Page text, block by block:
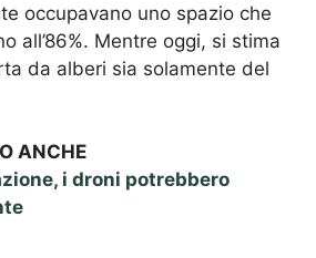
occupavano uno spazio che
all’86%. Mentre oggi, si stima
da alberi sia solamente del
ANCHE
i droni potrebbero